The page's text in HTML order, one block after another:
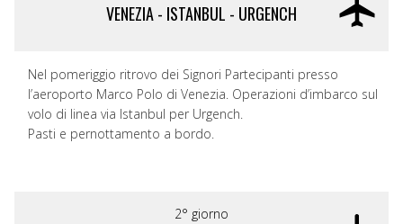
VENEZIA - ISTANBUL - URGENCH
Nel pomeriggio ritrovo dei Signori Partecipanti presso
l’aeroporto Marco Polo di Venezia. Operazioni d’imbarco sul
volo di linea via Istanbul per Urgench.
Pasti e pernottamento a bordo.
2° giorno